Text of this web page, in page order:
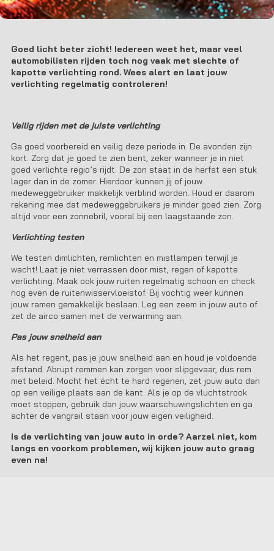
Goed licht beter zicht! Iedereen weet het, maar veel
automobilisten rijden toch nog vaak met slechte of
kapotte verlichting rond. Wees alert en laat jouw
verlichting regelmatig controleren!
Veilig rijden met de juiste verlichting
Ga goed voorbereid en veilig deze periode in. De avonden zijn
kort. Zorg dat je goed te zien bent, zeker wanneer je in niet
goed verlichte regio’s rijdt. De zon staat in de herfst een stuk
lager dan in de zomer. Hierdoor kunnen jij of jouw
medeweggebruiker makkelijk verblind worden. Houd er daarom
rekening mee dat medeweggebruikers je minder goed zien. Zorg
altijd voor een zonnebril, vooral bij een laagstaande zon.
Verlichting testen
We testen dimlichten, remlichten en mistlampen terwijl je
wacht! Laat je niet verrassen door mist, regen of kapotte
verlichting. Maak ook jouw ruiten regelmatig schoon en check
nog even de ruitenwisservloeistof. Bij vochtig weer kunnen
jouw ramen gemakkelijk beslaan. Leg een zeem in jouw auto of
zet de airco samen met de verwarming aan.
Pas jouw snelheid aan
Als het regent, pas je jouw snelheid aan en houd je voldoende
afstand. Abrupt remmen kan zorgen voor slipgevaar, dus rem
met beleid. Mocht het écht te hard regenen, zet jouw auto dan
op een veilige plaats aan de kant. Als je op de vluchtstrook
moet stoppen, gebruik dan jouw waarschuwingslichten en ga
achter de vangrail staan voor jouw eigen veiligheid.
Is de verlichting van jouw auto in orde? Aarzel niet, kom
langs en voorkom problemen, wij kijken jouw auto graag
even na!